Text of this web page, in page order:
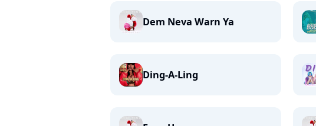
Dem Neva Warn Ya
Ding-A-Ling